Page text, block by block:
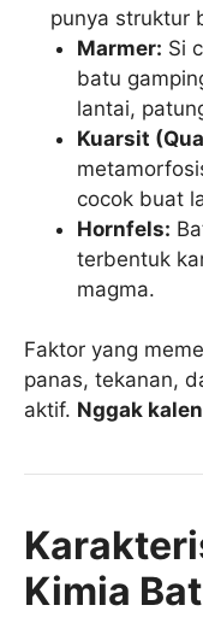
punya struktur
Marmer: Si
batu
lantai,
Kuarsit
cocok buat
Hornfels:
terbentuk
magma.
Faktor yang
panas, tekanan,
aktif. Nggak
Kimia